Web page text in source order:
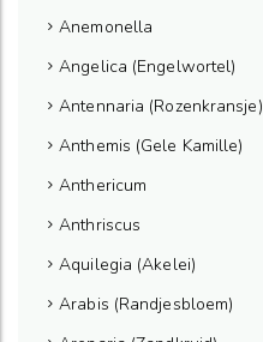
Anemonella
Angelica (Engelwortel)
Antennaria (Rozenkransje)
Anthemis (Gele Kamille)
Anthericum
Anthriscus
Aquilegia (Akelei)
Arabis (Randjesbloem)